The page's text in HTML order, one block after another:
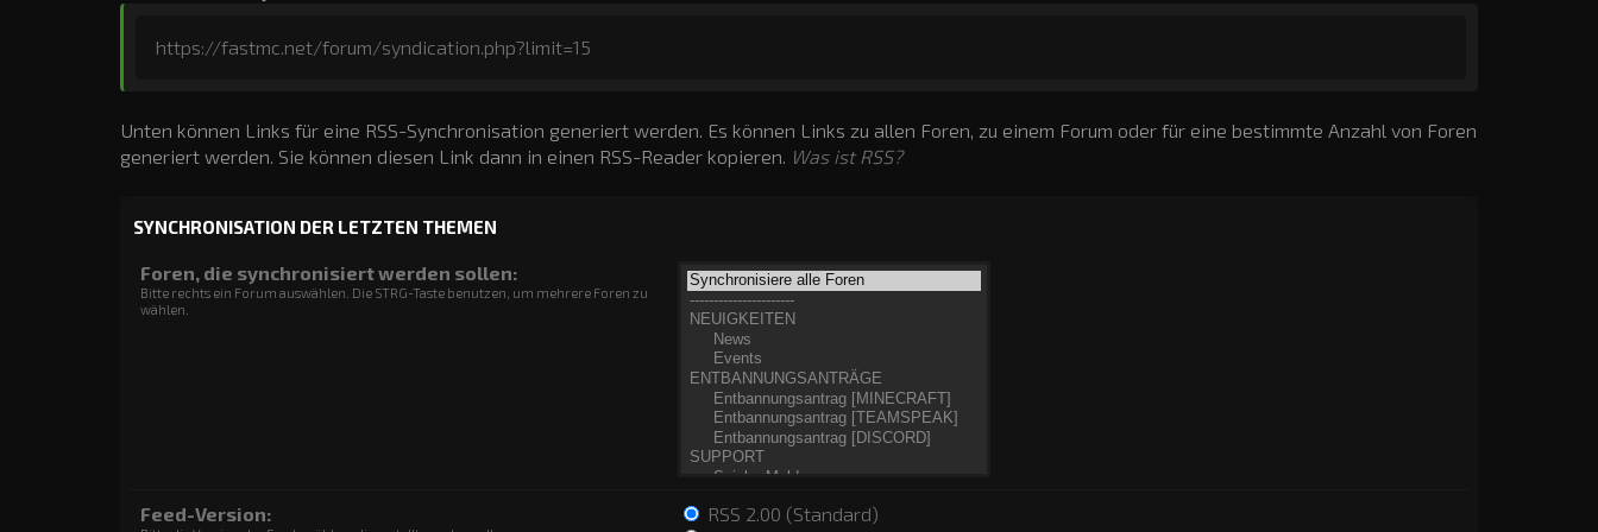
https://fastmc.net/forum/syndication.php?limit=15
Unten können Links für eine RSS-Synchronisation generiert werden. Es können Links zu allen Foren, zu einem Forum oder für eine bestimmte Anzahl von Foren
generiert werden. Sie können diesen Link dann in einen RSS-Reader kopieren. Was ist RSS?
SYNCHRONISATION DER LETZTEN THEMEN
Foren, die synchronisiert werden sollen:
Bitte rechts ein Forum auswählen. Die STRG-Taste benutzen, um mehrere Foren zu
wählen.
Feed-Version:
RSS 2.00 (Standard)